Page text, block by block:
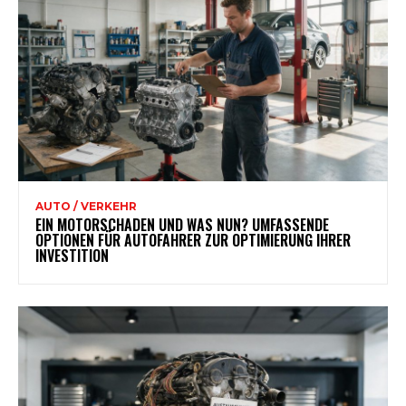
AUTO / VERKEHR
EIN MOTORSCHADEN UND WAS NUN? UMFASSENDE
OPTIONEN FÜR AUTOFAHRER ZUR OPTIMIERUNG IHRER
INVESTITION